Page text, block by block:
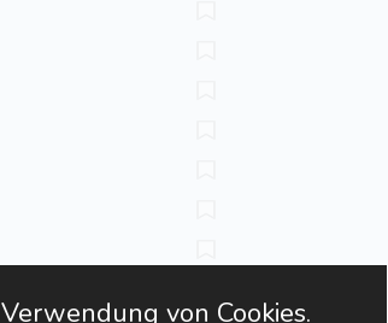
Verwendung von Cookies.